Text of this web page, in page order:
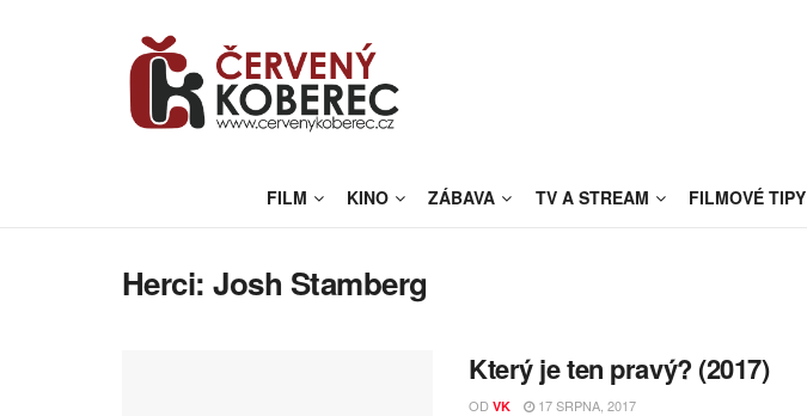
FILM KINO ZÁBAVA TV A STREAM FILMOVÉ TIPY
Herci:Josh Stamberg
Který je ten pravý? (2017)
OD VK 17 SRPNA, 2017